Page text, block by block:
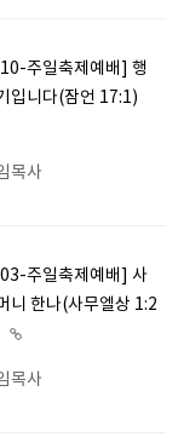
주일축제예배] 행
입니다(잠언 17:1)
목사
주일축제예배] 사
니 한나(사무엘상 1:2
목사